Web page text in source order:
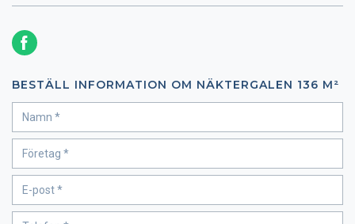
BESTÄLL INFORMATION OM NÄKTERGALEN 136 M²